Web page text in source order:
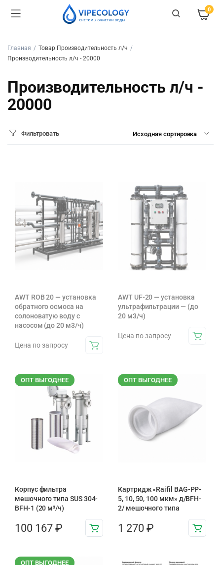
0
Главная
Товар Производительность л/ч
Производительность л/ч - 20000
Производительность л/ч -
20000
Фильтровать
AWT ROB 20 — установка
обратного осмоса на
солоноватую воду с
насосом (до 20 м3/ч)
Цена по запросу
AWT UF-20 — установка
ультрафильтрации — (до
20 м3/ч)
Цена по запросу
ОПТ ВЫГОДНЕЕ
Корпус фильтра
мешочного типа SUS 304-
BFH-1 (20 м³/ч)
100 167 ₽
ОПТ ВЫГОДНЕЕ
Картридж «Raifil BAG-PP-
5, 10, 50, 100 мкм» д/BFH-
2/ мешочного типа
1 270 ₽
ОПТ ВЫГОДНЕЕ